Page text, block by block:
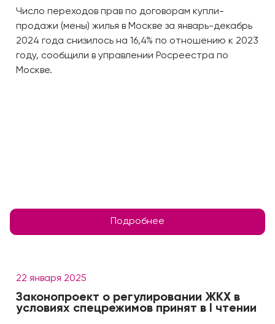
Число переходов прав по договорам купли-
продажи (мены) жилья в Москве за январь-декабрь
2024 года снизилось на 16,4% по отношению к 2023
году, сообщили в управлении Росреестра по
Москве.
Подробнее
22 января 2025
Законопроект о регулировании ЖКХ в
условиях спецрежимов принят в I чтении